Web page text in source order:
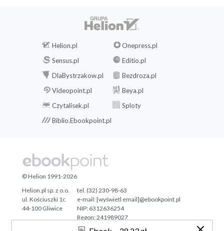
Piekielne smoki
Smok apokaliptyczny
Graoully
Smok z Atessy
Smok z Tifernum Tiberinum
Uroboros
Smok rzymski
Smok z Montecristo
Bibliografia (wybór)
Helion.pl
Onepress.pl
Sensus.pl
Editio.pl
DlaBystrzakow.pl
Bezdroza.pl
Videopoint.pl
Beya.pl
Czytalisek.pl
Sploty
Biblio.Ebookpoint.pl
© Helion 1991-2026
Helion.pl sp. z o.o.
ul. Kościuszki 1c
44-100 Gliwice
tel. (32) 230-98-63
e-mail:[wyświetl email]@ebookpoint.pl
NIP: 6312636254
Regon: 241989027